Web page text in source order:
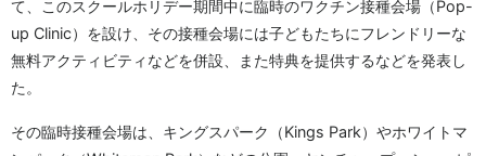
て、このスクールホリデー期間中に臨時のワクチン接種会場（Pop-
up Clinic）を設け、その接種会場には子どもたちにフレンドリーな
無料アクティビティなどを併設、また特典を提供するなどを発表し
た。
その臨時接種会場は、キングスパーク（Kings Park）やホワイトマ